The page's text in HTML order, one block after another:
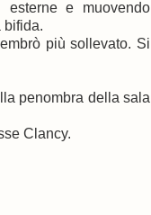
esterne e muovendo
bifida.
più sollevato. Si
penombra della sala
Clancy.